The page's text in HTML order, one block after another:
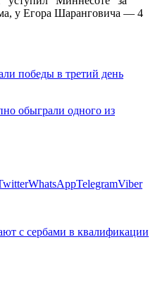
победы в третий день
обыграли одного из
WhatsAppTelegramViber
с сербами в квалификации